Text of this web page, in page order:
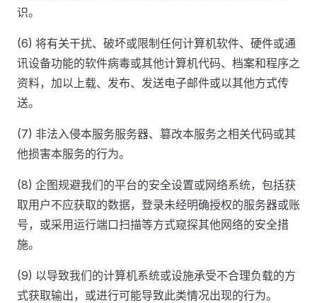
识。
(6) 将有关干扰、破坏或限制任何计算机软件、硬件或通
讯设备功能的软件病毒或其他计算机代码、档案和程序之
资料，加以上载、发布、发送电子邮件或以其他方式传
送。
(7) 非法入侵本服务服务器、篡改本服务之相关代码或其
他损害本服务的行为。
(8) 企图规避我们的平台的安全设置或网络系统，包括获
取用户不应获取的数据，登录未经明确授权的服务器或账
号，或采用运行端口扫描等方式窥探其他网络的安全措
施。
(9) 以导致我们的计算机系统或设施承受不合理负载的方
式获取输出，或进行可能导致此类情况出现的行为。